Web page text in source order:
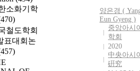
소화기학
철도학회
표대회논
양은경 (
Eun Gyeng )
중앙아시
학회
2020
中央아시
硏究